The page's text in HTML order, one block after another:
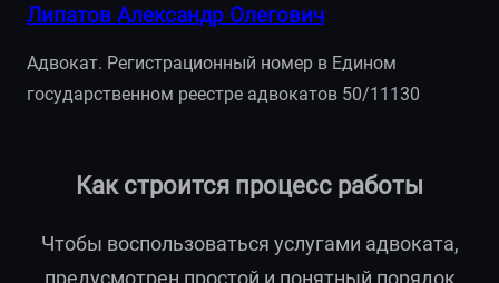
Липатов Александр Олегович
Адвокат. Регистрационный номер в Едином
государственном реестре адвокатов 50/11130
Как строится процесс работы
Чтобы воспользоваться услугами адвоката,
предусмотрен простой и понятный порядок